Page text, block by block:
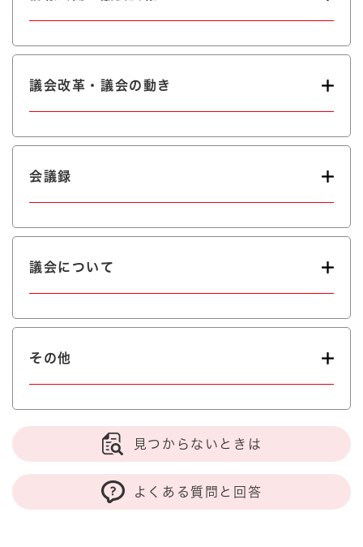
議会改革・議会の動き
会議録
議会について
その他
見つからないときは
よくある質問と回答